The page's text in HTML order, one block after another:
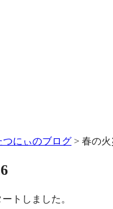
つにぃのブログ > 春の
トしました。